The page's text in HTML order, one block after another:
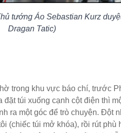
tướng Áo Sebastian Kurz
Dragan Tatic)
khu vực báo chí, trước
túi xuống cạnh cột điện thì
ra một góc để trò chuyện. Đột
(chiếc túi mở khóa), rồi rút phù